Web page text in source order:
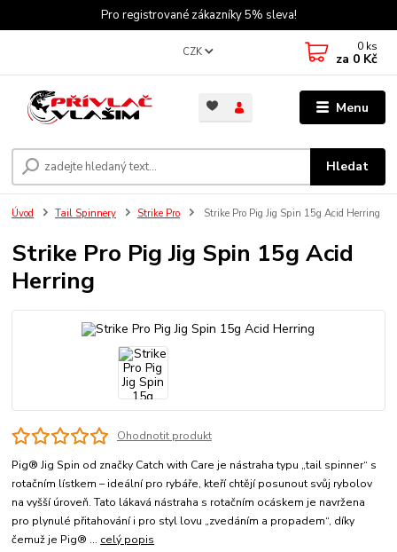
Pro registrované zákazníky 5% sleva!
Menu
CZK
Hledat
0 ks
za 0 Kč
Úvod Tail Spinnery Strike Pro Strike Pro Pig Jig Spin 15g Acid Herring
Strike Pro Pig Jig Spin 15g Acid
Herring
Ohodnotit produkt
Pig® Jig Spin od značky Catch with Care je nástraha typu „tail spinner“ s
rotačním lístkem – ideální pro rybáře, kteří chtějí posunout svůj rybolov
na vyšší úroveň. Tato lákavá nástraha s rotačním ocáskem je navržena
pro plynulé přitahování i pro styl lovu „zvedáním a propadem“, díky
čemuž je Pig® ... celý popis